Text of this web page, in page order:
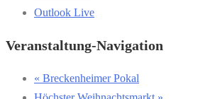
Outlook Live
Veranstaltung-Navigation
« Breckenheimer Pokal